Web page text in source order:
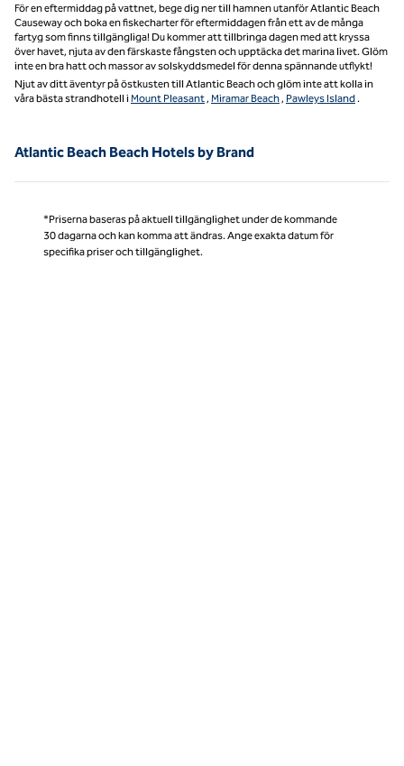
För en eftermiddag på vattnet, bege dig ner till hamnen utanför Atlantic Beach
Causeway och boka en fiskecharter för eftermiddagen från ett av de många
fartyg som finns tillgängliga! Du kommer att tillbringa dagen med att kryssa
över havet, njuta av den färskaste fångsten och upptäcka det marina livet. Glöm
inte en bra hatt och massor av solskyddsmedel för denna spännande utflykt!
Njut av ditt äventyr på östkusten till Atlantic Beach och glöm inte att kolla in
våra bästa strandhotell iMount Pleasant, Miramar Beach, Pawleys Island.
Atlantic Beach Beach Hotels by Brand
*Priserna baseras på aktuell tillgänglighet under de kommande
30 dagarna och kan komma att ändras. Ange exakta datum för
specifika priser och tillgänglighet.